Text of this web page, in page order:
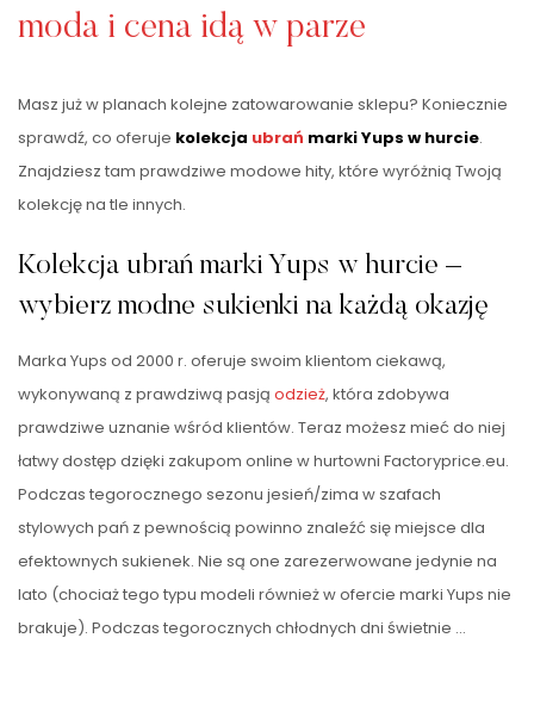
moda i cena idą w parze
Masz już w planach kolejne zatowarowanie sklepu? Koniecznie
sprawdź, co oferuje kolekcja ubrań marki Yups w hurcie.
Znajdziesz tam prawdziwe modowe hity, które wyróżnią Twoją
kolekcję na tle innych.
Kolekcja ubrań marki Yups w hurcie –
wybierz modne sukienki na każdą okazję
Marka Yups od 2000 r. oferuje swoim klientom ciekawą,
wykonywaną z prawdziwą pasją odzież, która zdobywa
prawdziwe uznanie wśród klientów. Teraz możesz mieć do niej
łatwy dostęp dzięki zakupom online w hurtowni Factoryprice.eu.
Podczas tegorocznego sezonu jesień/zima w szafach
stylowych pań z pewnością powinno znaleźć się miejsce dla
efektownych sukienek. Nie są one zarezerwowane jedynie na
lato (chociaż tego typu modeli również w ofercie marki Yups nie
brakuje). Podczas tegorocznych chłodnych dni świetnie …